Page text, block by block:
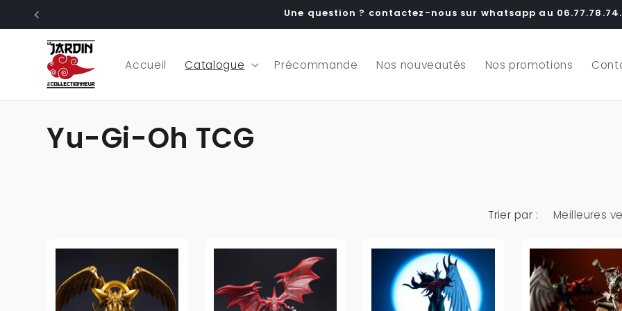
passer
au
contenu
Une question ? contactez-nous sur whatsapp au
Accueil Catalogue Précommande Nos nouveautés Nos promotions
C
e
Yu-Gi-Oh TCG
Trier par :